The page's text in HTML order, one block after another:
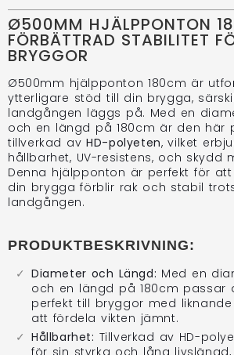
Ø500MM HJÄLPPONTON
FÖRBÄTTRAD STABILITET
BRYGGOR
Ø500mm hjälpponton 180cm är
ytterligare stöd till din brygga,
landgången läggs på. Med en
och en längd på 180cm är den här
tillverkad avHD-polyeten, vilket
hållbarhet, UV-resistens, och skydd
Denna hjälpponton är perfekt för
din brygga förblir rak och stabil
landgången.
PRODUKTBESKRIVNING:
Diameter och Längd: Med en
och en längd på 180cm passar
perfekt till bryggor med
att fördela vikten jämnt.
Hållbarhet: Tillverkad av HD-
för sin styrka och lång